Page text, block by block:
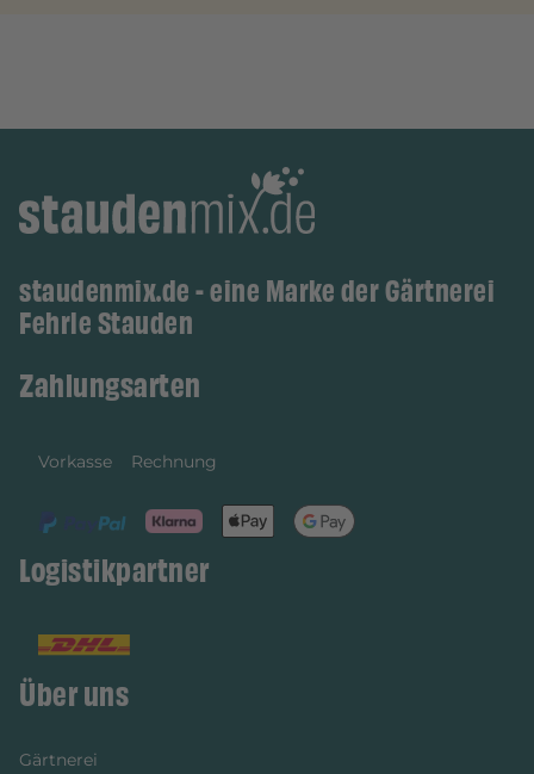
staudenmix.de - eine Marke der Gärtnerei
Fehrle Stauden
Zahlungsarten
Vorkasse Rechnung
Logistikpartner
Über uns
Gärtnerei